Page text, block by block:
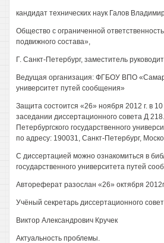
кандидат технических наук Галов
Общество с ограниченной
подвижного состава»,
Г. Санкт-Петербург, заместитель
Ведущая организация: ФГБОУ ВПО
университет путей сообщения»
Защита состоится «26» ноября 2012 г. в
заседании диссертационного совета Д
Петербургского государственного
по адресу: 190031, Санкт-Петербург,
С диссертацией можно ознакомиться в
государственного университета путей
Автореферат разослан «26» октября
Учёный секретарь диссертационного
Виктор Александрович Кручек
Актуальность проблемы.